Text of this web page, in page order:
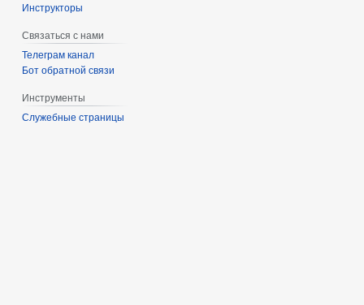
Инструкторы
Связаться с нами
Телеграм канал
Бот обратной связи
Инструменты
Служебные страницы